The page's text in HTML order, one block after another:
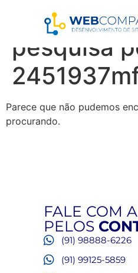
Resultados
pesquisa
Parece que não pudemos
procurando.
FALE COM
PELOS
(91) 98888-6226
(91) 99125-5859